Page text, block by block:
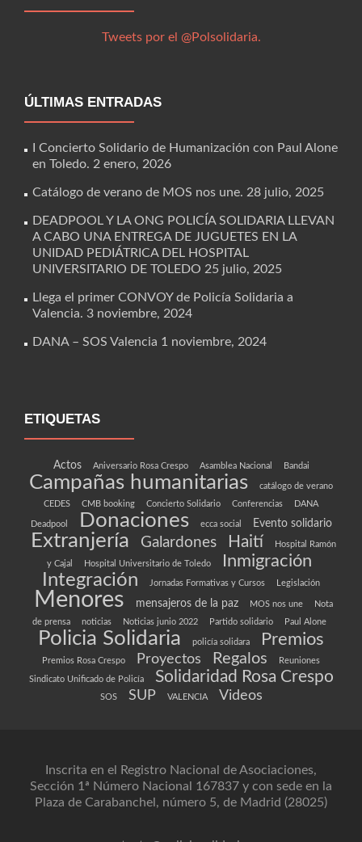
Tweets por el @Polsolidaria.
ÚLTIMAS ENTRADAS
I Concierto Solidario de Humanización con Paul Alone
en Toledo. 2 enero, 2026
Catálogo de verano de MOS nos une. 28 julio, 2025
DEADPOOL Y LA ONG POLICÍA SOLIDARIA LLEVAN
A CABO UNA ENTREGA DE JUGUETES EN LA
UNIDAD PEDIÁTRICA DEL HOSPITAL
UNIVERSITARIO DE TOLEDO 25 julio, 2025
Llega el primer CONVOY de Policía Solidaria a
Valencia. 3 noviembre, 2024
DANA – SOS Valencia 1 noviembre, 2024
ETIQUETAS
Actos Aniversario Rosa Crespo Asamblea Nacional Bandai
Campañas humanitarias
catálogo de verano
CEDES
CMB booking Concierto Solidario Conferencias DANA
Deadpool Donaciones ecca social Evento solidario
Extranjería Galardones Haití Hospital Ramón
y Cajal Hospital Universitario de Toledo Inmigración
Integración Jornadas Formativas y Cursos Legislación
Menores mensajeros de la paz MOS nos une
Nota
de prensa
noticias Noticias junio 2022 Partido solidario Paul Alone
Policia Solidaria policía solidara Premios
Premios Rosa Crespo Proyectos Regalos Reuniones
Sindicato Unificado de Policía Solidaridad Rosa Crespo
SOS SUP VALENCIA Videos
Inscrita en el Registro Nacional de Asociaciones,
Sección 1ª Número Nacional 167837 y con sede en la
Plaza de Carabanchel, número 5, de Madrid (28025)